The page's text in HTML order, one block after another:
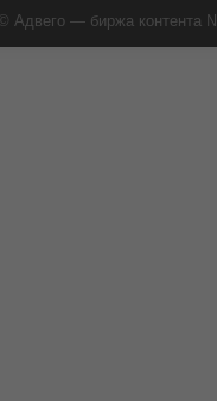
© Адвего — биржа контента